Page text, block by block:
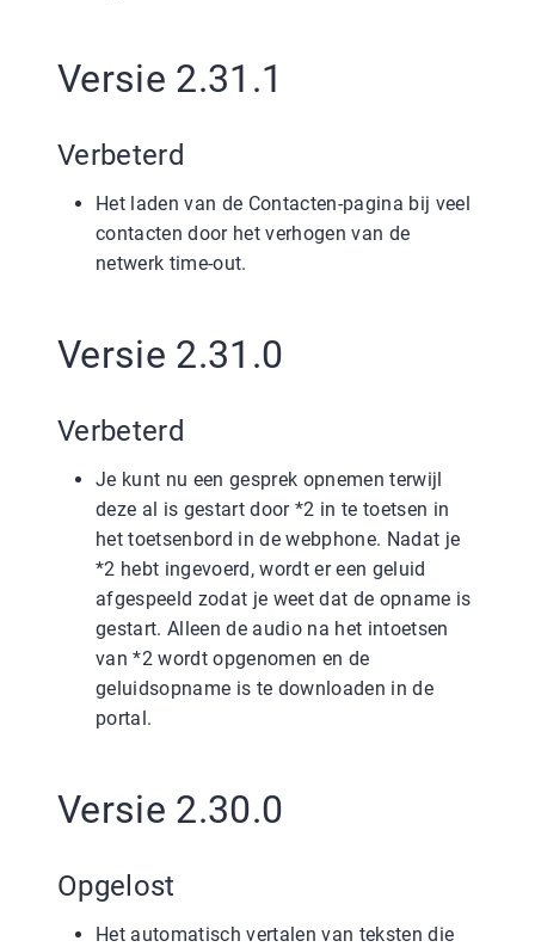
Versie 2.31.1
Verbeterd
Het laden van de Contacten-pagina bij veel
contacten door het verhogen van de
netwerk time-out.
Versie 2.31.0
Verbeterd
Je kunt nu een gesprek opnemen terwijl
deze al is gestart door *2 in te toetsen in
het toetsenbord in de webphone. Nadat je
*2 hebt ingevoerd, wordt er een geluid
afgespeeld zodat je weet dat de opname is
gestart. Alleen de audio na het intoetsen
van *2 wordt opgenomen en de
geluidsopname is te downloaden in de
portal.
Versie 2.30.0
Opgelost
Het automatisch vertalen van teksten die